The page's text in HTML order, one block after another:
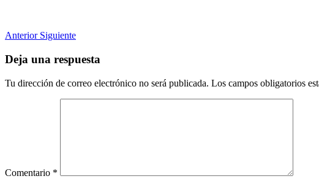
Anterior Siguiente
Deja una respuesta
Tu dirección de correo electrónico no será publicada. Los campos obligatorios
Comentario *